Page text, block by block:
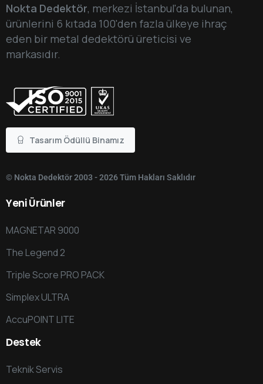
Nokta Dedektör, merkezi İstanbul'da bulunan,
ürünlerini 6 kıtada 100'den fazla ülkeye ihraç
eden bir metal dedektörü üreticisi ve
markasıdır.
Tasarım Ödüllü Binamız
© Nokta Dedektör 2003 - 2026 Tüm Hakları Saklıdır
YeniÜrünler
MAGNETAR 9000
The Legend 2
Triple Score PRO PACK
Simplex ULTRA
AccuPOINT LITE
Destek
Teknik Servis